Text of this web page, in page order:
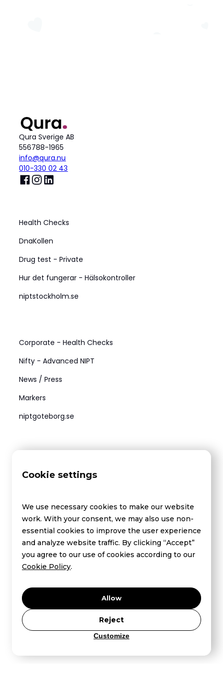
Qura Sverige AB
556788-1965
info@qura.nu
010-330 02 43
Health Checks
DnaKollen
Drug test - Private
Hur det fungerar - Hälsokontroller
niptstockholm.se
Corporate - Health Checks
Nifty - Advanced NIPT
News / Press
Markers
niptgoteborg.se
FAQ - Drug testing
About Us
© 2025 Qura.nu
Terms and Conditions
Cookie settings
We use necessary cookies to make our website
work. With your consent, we may also use non-
essential cookies to improve the user experience
and analyze website traffic. By clicking “Accept”
you agree to our use of cookies according to our
Cookie Policy.
Allow
Reject
Customize